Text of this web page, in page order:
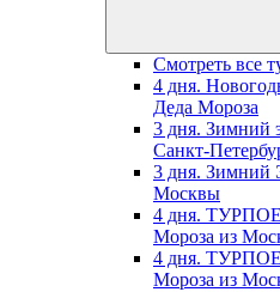
Смотреть все
4 дня.
Деда Мороза
3 дня. Зимний
Санкт-
3 дня. Зимний
Москвы
4 дня.
Мороза из
4 дня.
Мороза из